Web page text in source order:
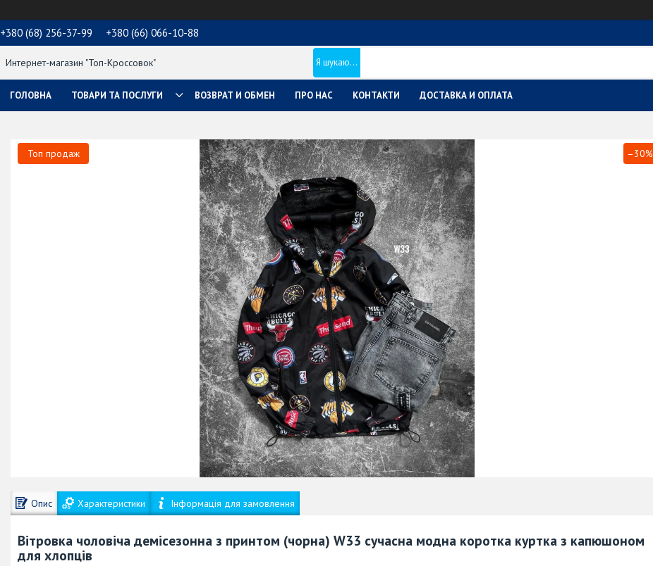
+380 (68) 256-37-99 +380 (66) 066-10-88
Интернет-магазин "Топ-Кроссовок"
ГОЛОВНА ТОВАРИ ТА ПОСЛУГИ ВОЗВРАТ И ОБМЕН ПРО НАС КОНТАКТИ ДОСТАВКА И ОПЛАТА
Топ продаж –30%
Опис Характеристики Інформація для замовлення
Вітровка чоловіча демісезонна з принтом (чорна) W33 сучасна модна коротка куртка з капюшоном
для хлопців